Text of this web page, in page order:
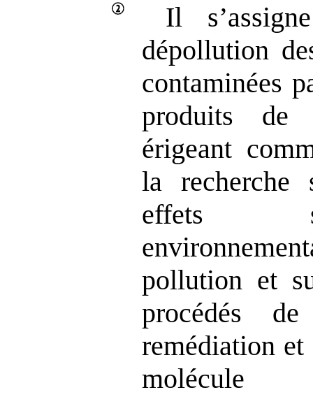
Il
dépollution
contaminées
produits de
érigeant
la recherche
effets
pollution et
procédés
remédiation
molécule